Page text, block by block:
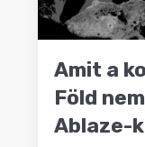
Amit a
Föld
Ablaze-